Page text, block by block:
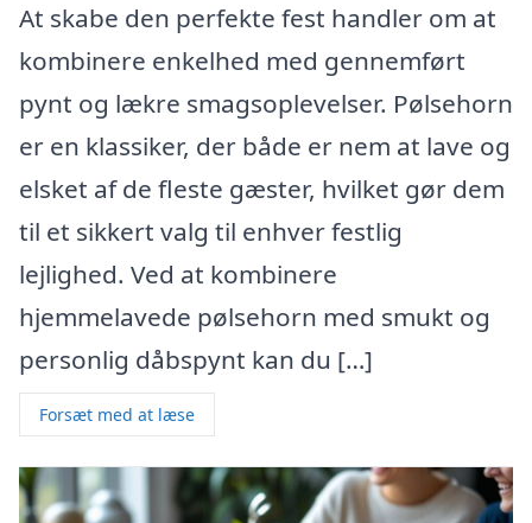
At skabe den perfekte fest handler om at
kombinere enkelhed med gennemført
pynt og lækre smagsoplevelser. Pølsehorn
er en klassiker, der både er nem at lave og
elsket af de fleste gæster, hvilket gør dem
til et sikkert valg til enhver festlig
lejlighed. Ved at kombinere
hjemmelavede pølsehorn med smukt og
personlig dåbspynt kan du […]
Forsæt med at læse